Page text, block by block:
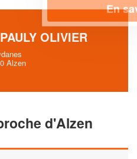
OLIVIER
Alzen
d'Alzen
En savoir plus